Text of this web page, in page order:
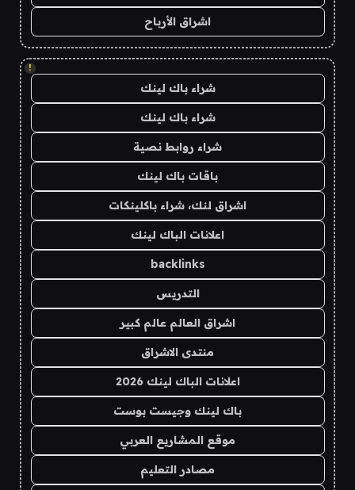
اشراق الأرباح
!
شراء باك لينك
شراء باك لينك
شراء روابط نصية
باقات باك لينك
اشراق لنك، شراء باكلينكات
اعلانات الباك لينك
backlinks
التدريس
اشراق العالم عالم كبير
منتدى الاشراق
اعلانات الباك لينك 2026
باك لينك وجيست بوست
موقع المشاريع العربي
مصادر التعليم